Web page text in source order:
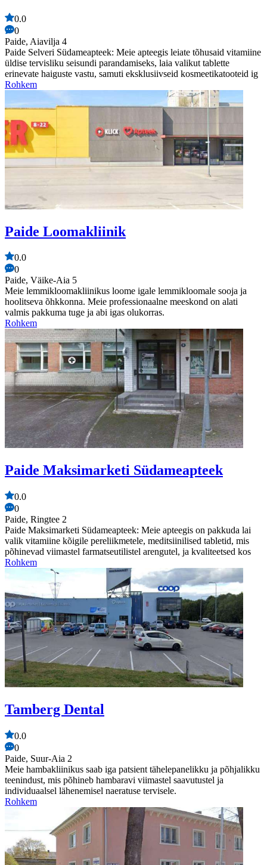
0.0
0
Paide, Aiavilja 4
Paide Selveri Südameapteek: Meie apteegis leiate tõhusaid vitamiine
üldise tervisliku seisundi parandamiseks, laia valikut tablette
erinevate haiguste vastu, samuti eksklusiivseid kosmeetikatooteid ig
Rohkem
Paide Loomakliinik
0.0
0
Paide, Väike-Aia 5
Meie lemmikloomakliinikus loome igale lemmikloomale sooja ja
hoolitseva õhkkonna. Meie professionaalne meeskond on alati
valmis pakkuma tuge ja abi igas olukorras.
Rohkem
Paide Maksimarketi Südameapteek
0.0
0
Paide, Ringtee 2
Paide Maksimarketi Südameapteek: Meie apteegis on pakkuda lai
valik vitamiine kõigile pereliikmetele, meditsiinilised tabletid, mis
põhinevad viimastel farmatseutilistel arengutel, ja kvaliteetsed kos
Rohkem
Tamberg Dental
0.0
0
Paide, Suur-Aia 2
Meie hambakliinikus saab iga patsient tähelepanelikku ja põhjalikku
teenindust, mis põhineb hambaravi viimastel saavutustel ja
individuaalsel lähenemisel naeratuse tervisele.
Rohkem